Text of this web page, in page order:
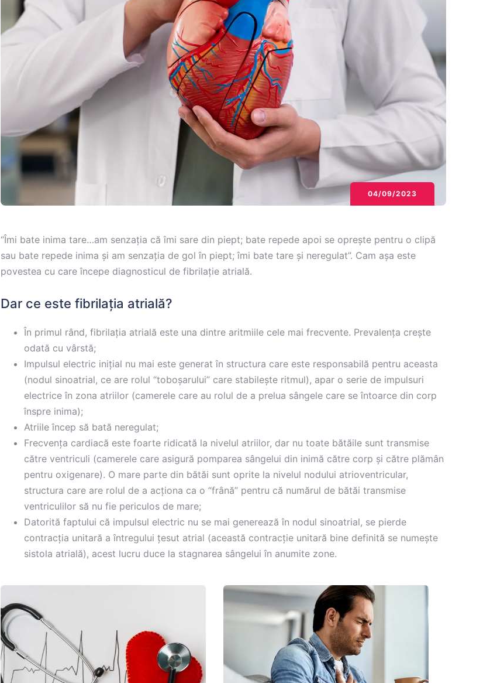
04/09/2023
“Îmi bate inima tare…am senzația că îmi sare din piept; bate repede apoi se oprește pentru o clipă
sau bate repede inima și am senzația de gol în piept; îmi bate tare și neregulat”. Cam așa este
povestea cu care începe diagnosticul de fibrilație atrială.
Dar ce este fibrilația atrială?
În primul rând, fibrilația atrială este una dintre aritmiile cele mai frecvente. Prevalența crește
odată cu vârstă;
Impulsul electric inițial nu mai este generat în structura care este responsabilă pentru aceasta
(nodul sinoatrial, ce are rolul “toboșarului” care stabilește ritmul), apar o serie de impulsuri
electrice în zona atriilor (camerele care au rolul de a prelua sângele care se întoarce din corp
înspre inima);
Atriile încep să bată neregulat;
Frecvența cardiacă este foarte ridicată la nivelul atriilor, dar nu toate bătăile sunt transmise
către ventriculi (camerele care asigură pomparea sângelui din inimă către corp și către plămân
pentru oxigenare). O mare parte din bătăi sunt oprite la nivelul nodului atrioventricular,
structura care are rolul de a acționa ca o “frână” pentru că numărul de bătăi transmise
ventriculilor să nu fie periculos de mare;
Datorită faptului că impulsul electric nu se mai generează în nodul sinoatrial, se pierde
contracția unitară a întregului țesut atrial (această contracție unitară bine definită se numește
sistola atrială), acest lucru duce la stagnarea sângelui în anumite zone.